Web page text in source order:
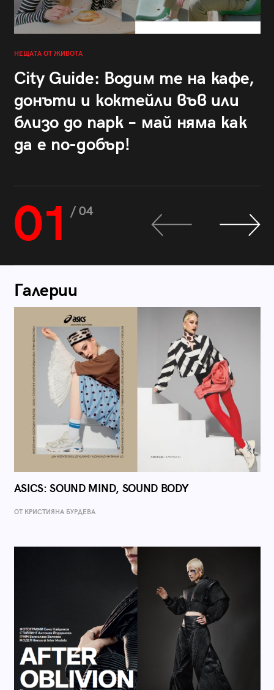
НЕЩАТА ОТ ЖИВОТА
City Guide: Водим те на кафе,
донъти и коктейли във или
близо до парк – май няма как
да е по-добър!
01 / 04
Галерии
ASICS: SOUND MIND, SOUND BODY
ОТ КРИСТИЯНА БУРДЕВА